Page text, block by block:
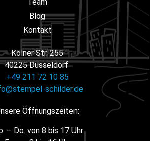
Blog
Kontakt
Kölner Str. 255
40225 Düsseldorf
+49 211 72 10 85
schilder.de
Öffnungszeiten:
– Do. von 8 bis 17 Uhr